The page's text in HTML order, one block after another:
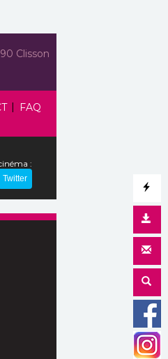
| FAQ
Clisson
:
Twitter